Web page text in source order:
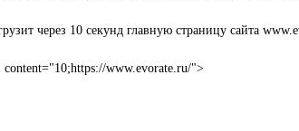
через 10 секунд главную страницу сайта
www.evorate.ru/">